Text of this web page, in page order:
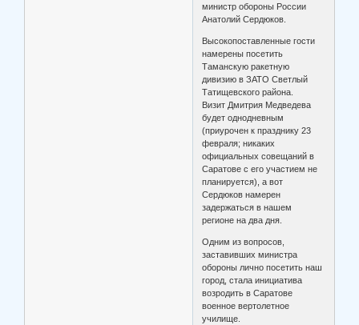
министр обороны России
Анатолий Сердюков.
Высокопоставленные гости
намерены посетить
Таманскую ракетную
дивизию в ЗАТО Светлый
Татищевского района.
Визит Дмитрия Медведева
будет однодневным
(приурочен к празднику 23
февраля; никаких
официальных совещаний в
Саратове с его участием не
планируется), а вот
Сердюков намерен
задержаться в нашем
регионе на два дня.
Одним из вопросов,
заставивших министра
обороны лично посетить наш
город, стала инициатива
возродить в Саратове
военное вертолетное
училище.